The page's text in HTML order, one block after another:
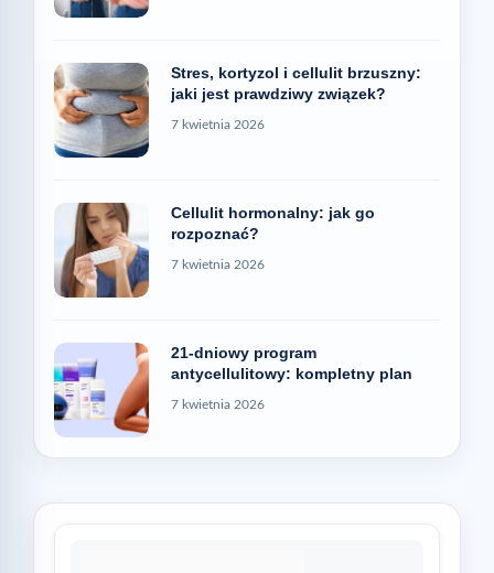
Stres, kortyzol i cellulit brzuszny:
jaki jest prawdziwy związek?
7 kwietnia 2026
Cellulit hormonalny: jak go
rozpoznać?
7 kwietnia 2026
21-dniowy program
antycellulitowy: kompletny plan
7 kwietnia 2026